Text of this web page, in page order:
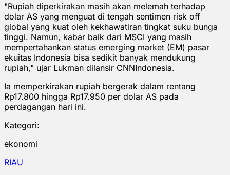
"Rupiah diperkirakan masih akan melemah terhadap
dolar AS yang menguat di tengah sentimen risk off
global yang kuat oleh kekhawatiran tingkat suku bunga
tinggi. Namun, kabar baik dari MSCI yang masih
mempertahankan status emerging market (EM) pasar
ekuitas Indonesia bisa sedikit banyak mendukung
rupiah," ujar Lukman dilansir CNNIndonesia.
Ia memperkirakan rupiah bergerak dalam rentang
Rp17.800 hingga Rp17.950 per dolar AS pada
perdagangan hari ini.
Kategori:
ekonomi
RIAU